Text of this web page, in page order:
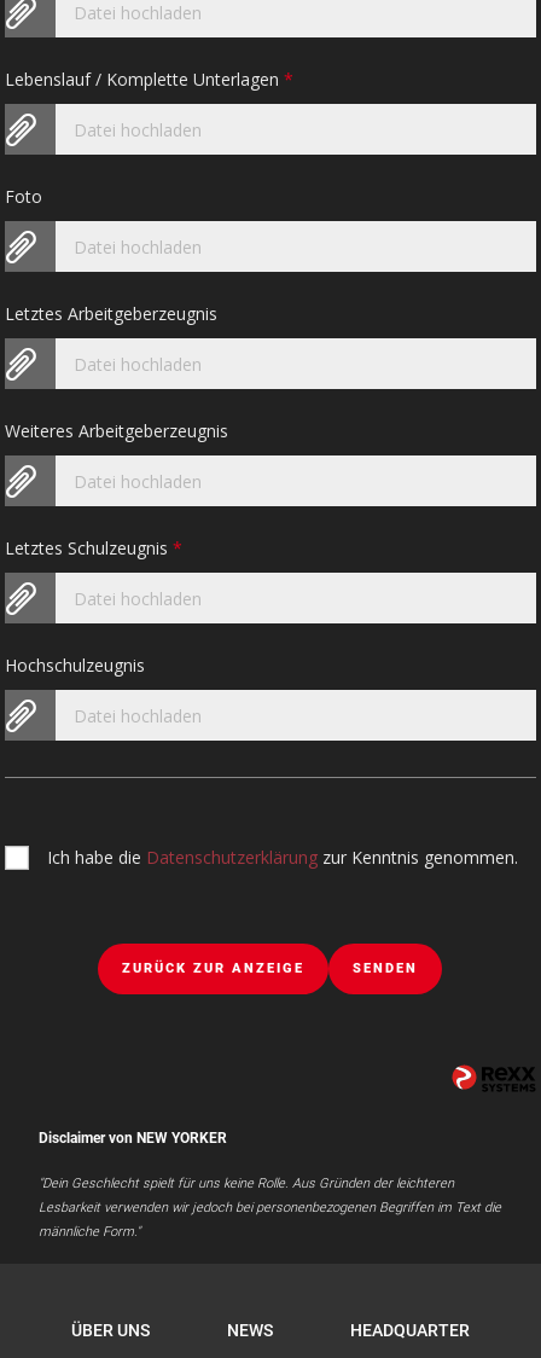
Datei hochladen
Lebenslauf / Komplette Unterlagen*
Datei hochladen
Foto
Datei hochladen
Letztes Arbeitgeberzeugnis
Datei hochladen
Weiteres Arbeitgeberzeugnis
Datei hochladen
Letztes Schulzeugnis*
Datei hochladen
Hochschulzeugnis
Datei hochladen
Ich habe die Datenschutzerklärung zur Kenntnis genommen.
ZURÜCK ZUR ANZEIGE SENDEN
Disclaimer von NEW YORKER
"Dein Geschlecht spielt für uns keine Rolle. Aus Gründen der leichteren
Lesbarkeit verwenden wir jedoch bei personenbezogenen Begriffen im Text die
männliche Form."
ÜBER UNS NEWS HEADQUARTER